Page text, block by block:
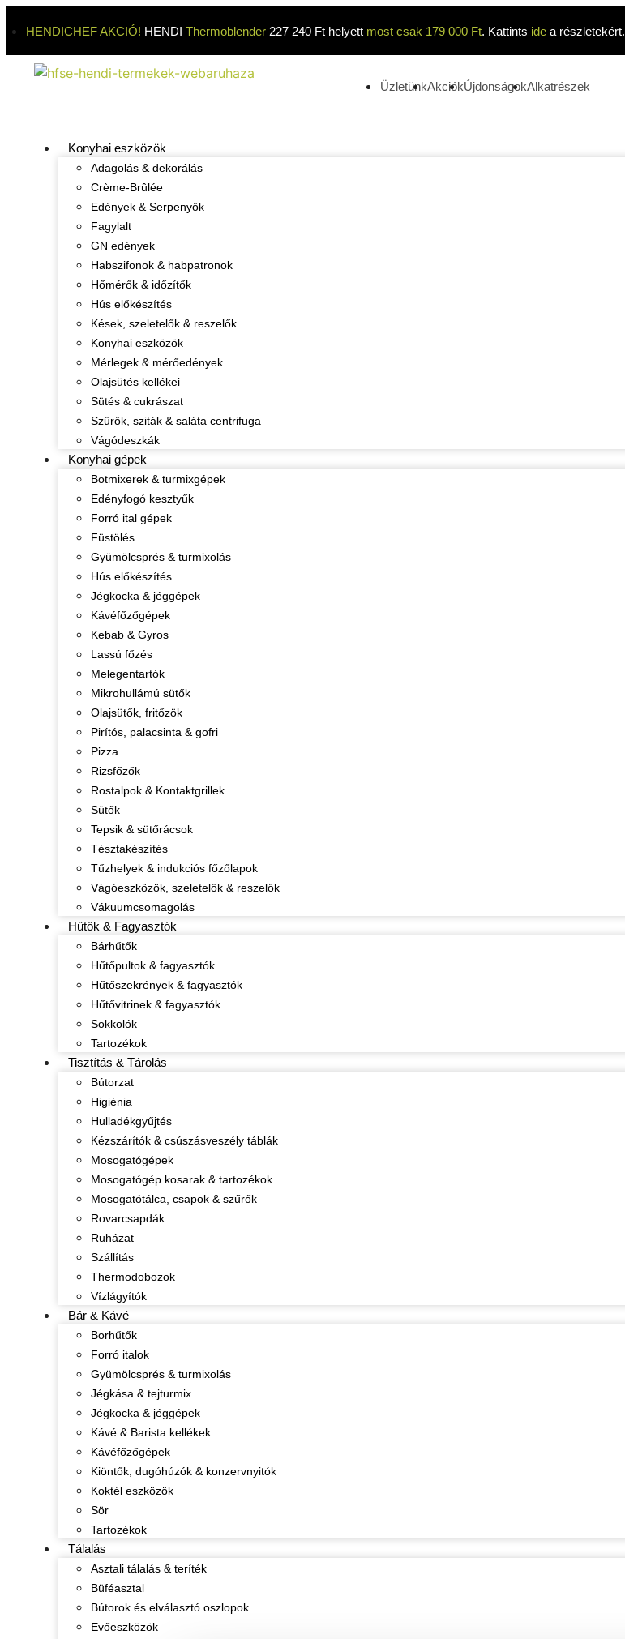
HENDICHEF AKCIÓ! HENDI Thermoblender 227 240 Ft helyett most csak 179 000 Ft. Kattints ide a részletekért.
ÜzletünkAkciókÚjdonságokAlkatrészek
Konyhai eszközök
Adagolás & dekorálás
Crème-Brûlée
Edények & Serpenyők
Fagylalt
GN edények
Habszifonok & habpatronok
Hőmérők & időzítők
Hús előkészítés
Kések, szeletelők & reszelők
Konyhai eszközök
Mérlegek & mérőedények
Olajsütés kellékei
Sütés & cukrászat
Szűrők, sziták & saláta centrifuga
Vágódeszkák
Konyhai gépek
Botmixerek & turmixgépek
Edényfogó kesztyűk
Forró ital gépek
Füstölés
Gyümölcsprés & turmixolás
Hús előkészítés
Jégkocka & jéggépek
Kávéfőzőgépek
Kebab & Gyros
Lassú főzés
Melegentartók
Mikrohullámú sütők
Olajsütők, fritőzök
Pirítós, palacsinta & gofri
Pizza
Rizsfőzők
Rostalpok & Kontaktgrillek
Sütők
Tepsik & sütőrácsok
Tésztakészítés
Tűzhelyek & indukciós főzőlapok
Vágóeszközök, szeletelők & reszelők
Vákuumcsomagolás
Hűtők & Fagyasztók
Bárhűtők
Hűtőpultok & fagyasztók
Hűtőszekrények & fagyasztók
Hűtővitrinek & fagyasztók
Sokkolók
Tartozékok
Tisztítás & Tárolás
Bútorzat
Higiénia
Hulladékgyűjtés
Kézszárítók & csúszásveszély táblák
Mosogatógépek
Mosogatógép kosarak & tartozékok
Mosogatótálca, csapok & szűrők
Rovarcsapdák
Ruházat
Szállítás
Thermodobozok
Vízlágyítók
Bár & Kávé
Borhűtők
Forró italok
Gyümölcsprés & turmixolás
Jégkása & tejturmix
Jégkocka & jéggépek
Kávé & Barista kellékek
Kávéfőzőgépek
Kiöntők, dugóhúzók & konzervnyitók
Koktél eszközök
Sör
Tartozékok
Tálalás
Asztali tálalás & teríték
Büféasztal
Bútorok és elválasztó oszlopok
Evőeszközök